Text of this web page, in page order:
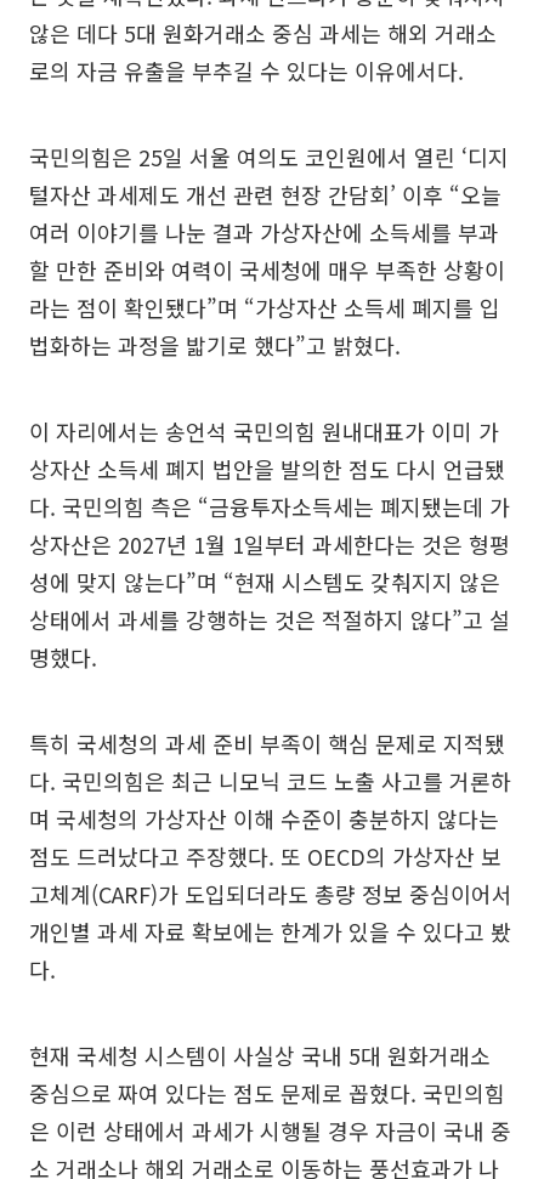
않은 데다 5대 원화거래소 중심 과세는 해외 거래소
로의 자금 유출을 부추길 수 있다는 이유에서다.
국민의힘은 25일 서울 여의도 코인원에서 열린 ‘디지
털자산 과세제도 개선 관련 현장 간담회’ 이후 “오늘
여러 이야기를 나눈 결과 가상자산에 소득세를 부과
할 만한 준비와 여력이 국세청에 매우 부족한 상황이
라는 점이 확인됐다”며 “가상자산 소득세 폐지를 입
법화하는 과정을 밟기로 했다”고 밝혔다.
이 자리에서는 송언석 국민의힘 원내대표가 이미 가
상자산 소득세 폐지 법안을 발의한 점도 다시 언급됐
다. 국민의힘 측은 “금융투자소득세는 폐지됐는데 가
상자산은 2027년 1월 1일부터 과세한다는 것은 형평
성에 맞지 않는다”며 “현재 시스템도 갖춰지지 않은
상태에서 과세를 강행하는 것은 적절하지 않다”고 설
명했다.
특히 국세청의 과세 준비 부족이 핵심 문제로 지적됐
다. 국민의힘은 최근 니모닉 코드 노출 사고를 거론하
며 국세청의 가상자산 이해 수준이 충분하지 않다는
점도 드러났다고 주장했다. 또 OECD의 가상자산 보
고체계(CARF)가 도입되더라도 총량 정보 중심이어서
개인별 과세 자료 확보에는 한계가 있을 수 있다고 봤
다.
현재 국세청 시스템이 사실상 국내 5대 원화거래소
중심으로 짜여 있다는 점도 문제로 꼽혔다. 국민의힘
은 이런 상태에서 과세가 시행될 경우 자금이 국내 중
소 거래소나 해외 거래소로 이동하는 풍선효과가 나